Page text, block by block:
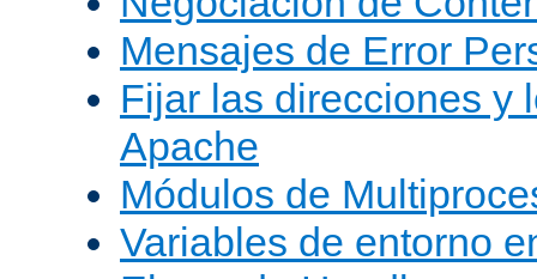
Mensajes de Error
Fijar las direcciones y
Apache
Módulos de
Variables de entorno